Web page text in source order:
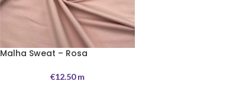
Malha Sweat – Rosa
€12.50m